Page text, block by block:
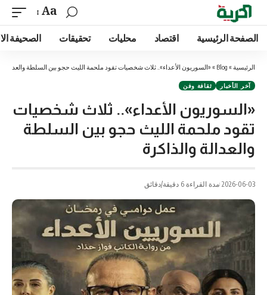
Aa
الصفحة الرئيسية اقتصاد محليات تحقيقات الصحيفة
الرئيسية »
Blog
» «السوريون الأعداء».. ثلاث شخصيات تقود ملحمة الليث حجو بين السلطة والعدالة
آخر الأخبار ثقافة وفن
«السوريون الأعداء».. ثلاث شخصيات
تقود ملحمة الليث حجو بين السلطة
والعدالة والذاكرة
2026-06-03 مدة القراءة 6 دقيقة/دقائق